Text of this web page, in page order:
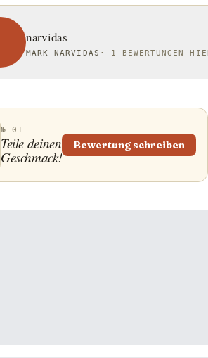
narvidas
MARK NARVIDAS · 1 BEWERTUNGEN
№ 01
Teile deinen
Geschmack!
Bewertung schreiben